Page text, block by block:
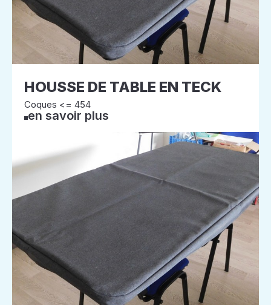
HOUSSE DE TABLE EN TECK
Coques <= 454
en savoir plus